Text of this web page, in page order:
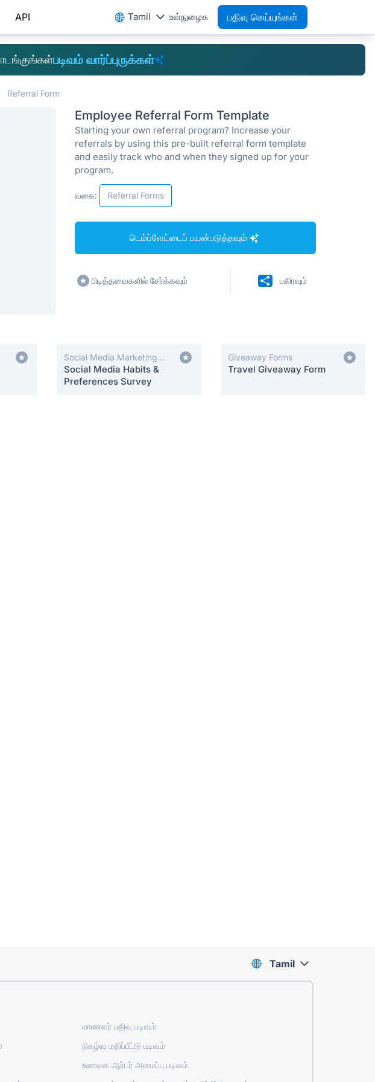
API Tamil உள்நுழைக பதிவு செய்யுங்கள்
படிவம் வார்ப்புருக்கள்
Referral Form
Employee Referral Form Template
Starting your own referral program? Increase your
referrals by using this pre-built referral form template
and easily track who and when they signed up for your
program.
வகை: Referral Forms
டெம்ப்ளேட்டைப் பயன்படுத்தவும்
பிடித்தவைகளில் சேர்க்கவும் பகிரவும்
Social Media Marketing
Forms
Social Media Habits &
Preferences Survey
Giveaway Forms
Travel Giveaway Form
மாணவர் பதிவு படிவம்
நிகழ்வு மதிப்பீட்டு படிவம்
உணவக ஆர்டர் அமைப்பு படிவம்
Tamil